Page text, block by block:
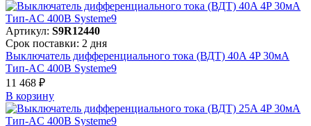
Артикул: S9R12440
Срок поставки: 2 дня
Выключатель дифференциального тока (ВДТ) 40A 4P 30мА
Тип-AC 400В Systeme9
11 468 ₽
В корзинy